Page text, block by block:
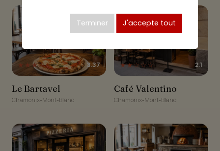
Le Bartavel
★★★☆☆ 3.37
Le Bartavel
Chamonix-Mont-Blanc
Café Valentino
★★☆☆☆ 2.1
Café Valentino
Chamonix-Mont-Blanc
Terminer J'accepte tout